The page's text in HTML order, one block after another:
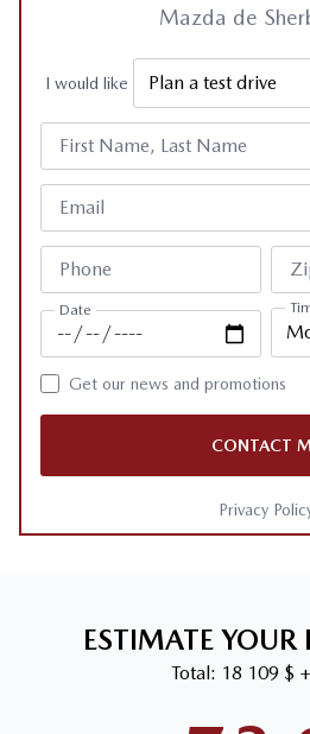
Mazda de
I would like
First Name, Last Name
Email
Phone
Date
Get our news and promotions
CONTACT
Privacy
ESTIMATE YOUR
Total: 18 109 $